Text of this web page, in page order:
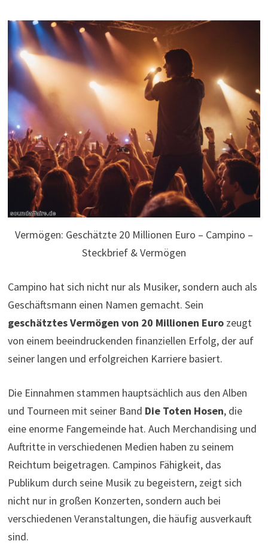
Vermögen: Geschätzte 20 Millionen Euro – Campino –
Steckbrief & Vermögen
Campino hat sich nicht nur als Musiker, sondern auch als
Geschäftsmann einen Namen gemacht. Sein
geschätztes Vermögen von 20 Millionen Eurozeugt
von einem beeindruckenden finanziellen Erfolg, der auf
seiner langen und erfolgreichen Karriere basiert.
Die Einnahmen stammen hauptsächlich aus den Alben
und Tourneen mit seiner Band Die Toten Hosen, die
eine enorme Fangemeinde hat. Auch Merchandising und
Auftritte in verschiedenen Medien haben zu seinem
Reichtum beigetragen. Campinos Fähigkeit, das
Publikum durch seine Musik zu begeistern, zeigt sich
nicht nur in großen Konzerten, sondern auch bei
verschiedenen Veranstaltungen, die häufig ausverkauft
sind.